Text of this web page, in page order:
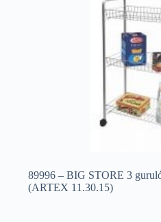
89996 – BIG STORE 3
(ARTEX 11.30.15)